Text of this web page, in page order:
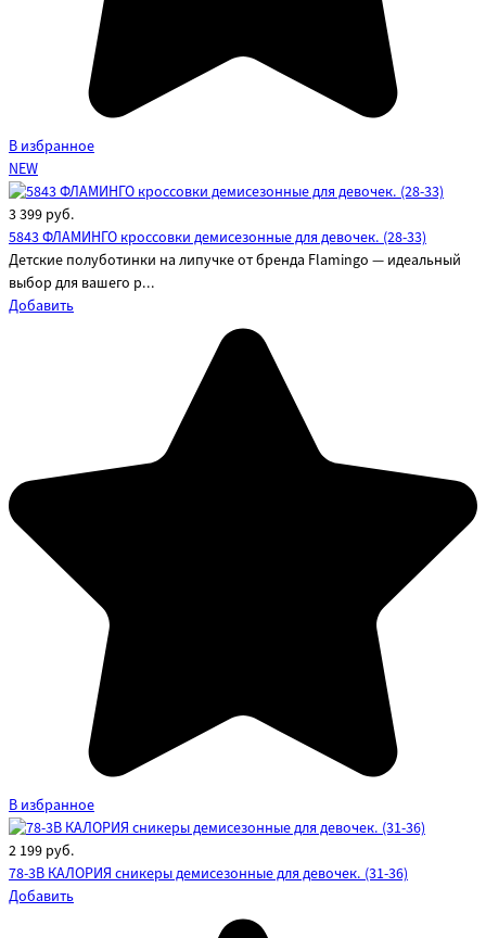
В избранное
NEW
3 399 руб.
5843 ФЛАМИНГО кроссовки демисезонные для девочек. (28-33)
Детские полуботинки на липучке от бренда Flamingo — идеальный
выбор для вашего р...
Добавить
В избранное
2 199 руб.
78-3B КАЛОРИЯ сникеры демисезонные для девочек. (31-36)
Добавить